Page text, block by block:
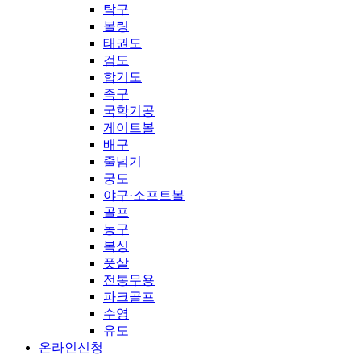
탁구
볼링
태권도
검도
합기도
족구
국학기공
게이트볼
배구
줄넘기
궁도
야구·소프트볼
골프
농구
복싱
풋살
전통무용
파크골프
수영
유도
온라인신청